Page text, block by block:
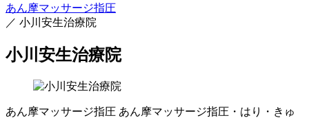
あん摩マッサージ指圧
／ 小川安生治療院
小川安生治療院
あん摩マッサージ指圧 あん摩マッサージ指圧・はり・きゅ